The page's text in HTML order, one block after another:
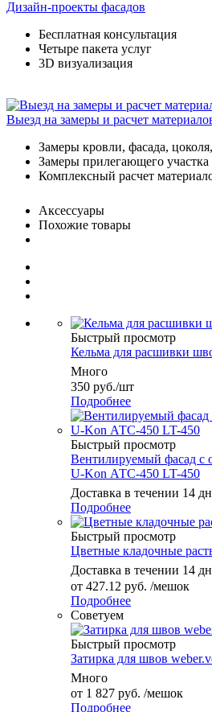
Дизайн-проекты фасадов
Бесплатная консультация
Четыре пакета услуг
3D визуализация
Выезд на замеры и расчет
Замеры кровли, фасада,
Замеры прилегающего участка
Комплексный расчет
Аксессуары
Похожие товары
Быстрый просмотр
Кельма для расшивки
Много
350 руб./шт
Подробнее
Быстрый просмотр
Вентилируемый фасад с
U-Kon АТС-450 LT-450
Доставка в течении 14
Подробнее
Быстрый просмотр
Цветные кладочные
Доставка в течении 14
от 427.12 руб. /мешок
Подробнее
Советуем
Быстрый просмотр
Затирка для швов
Много
от 1 827 руб. /мешок
Подробнее